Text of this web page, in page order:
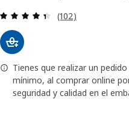
Revisa: 4.4 de 5
(102)
Tienes que realizar un
mínimo, al comprar online
seguridad y calidad en el